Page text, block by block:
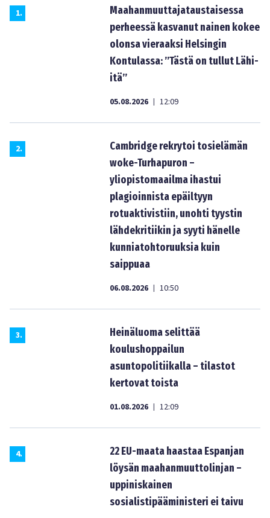
1.
Maahanmuuttajataustaisessa
perheessä kasvanut nainen kokee
olonsa vieraaksi Helsingin
Kontulassa: ”Tästä on tullut Lähi-
itä”
05.08.2026 | 12:09
2.
Cambridge rekrytoi tosielämän
woke-Turhapuron –
yliopistomaailma ihastui
plagioinnista epäiltyyn
rotuaktivistiin, unohti tyystin
lähdekritiikin ja syyti hänelle
kunniatohtoruuksia kuin
saippuaa
06.08.2026 | 10:50
3.
Heinäluoma selittää
koulushoppailun
asuntopolitiikalla – tilastot
kertovat toista
01.08.2026 | 12:09
4.
22 EU-maata haastaa Espanjan
löysän maahanmuuttolinjan –
uppiniskainen
sosialistipääministeri ei taivu